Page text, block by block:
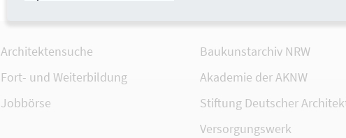
Architektensuche
Fort- und Weiterbildung
Jobbörse
Baukunstarchiv NRW
Akademie der AKNW
Stiftung Deutscher
Versorgungswerk